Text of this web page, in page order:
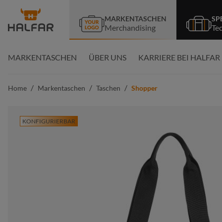
Zur Hauptnavigation springen
MARKENTASCHEN
Merchandising
MARKENTASCHEN ÜBER UNS KARRIERE BEI HALFAR
Home / Markentaschen / Taschen / Shopper
KONFIGURIERBAR